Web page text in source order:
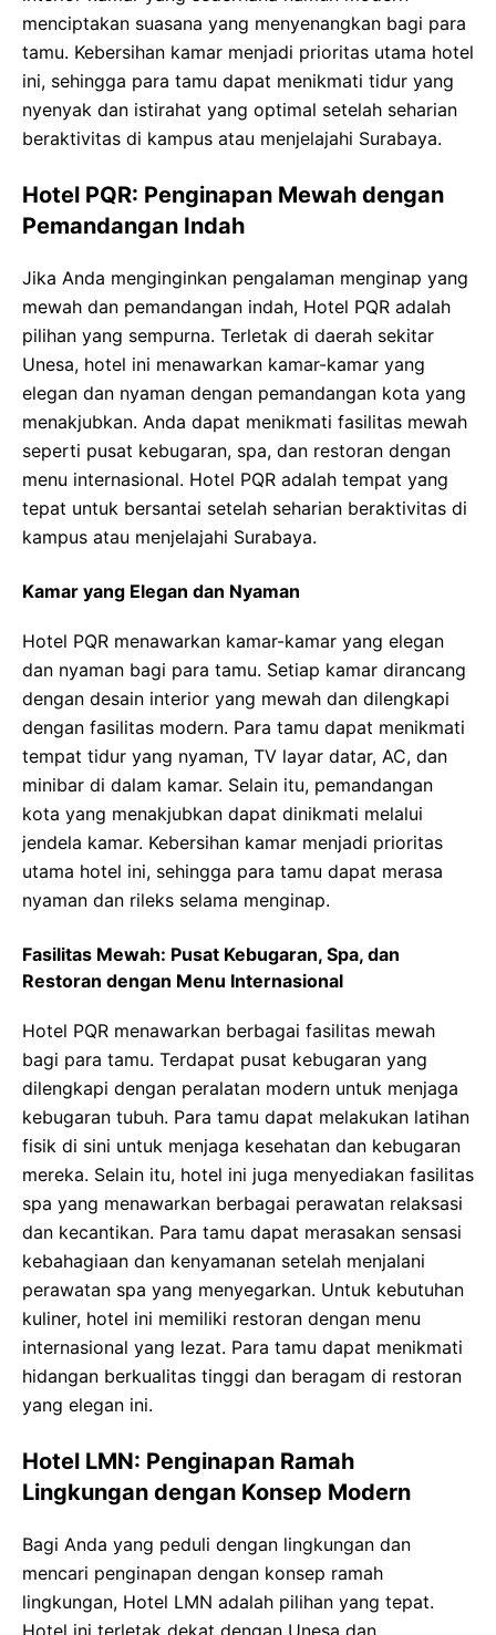
menciptakan suasana yang menyenangkan bagi para
tamu. Kebersihan kamar menjadi prioritas utama hotel
ini, sehingga para tamu dapat menikmati tidur yang
nyenyak dan istirahat yang optimal setelah seharian
beraktivitas di kampus atau menjelajahi Surabaya.
Hotel PQR: Penginapan Mewah dengan
Pemandangan Indah
Jika Anda menginginkan pengalaman menginap yang
mewah dan pemandangan indah, Hotel PQR adalah
pilihan yang sempurna. Terletak di daerah sekitar
Unesa, hotel ini menawarkan kamar-kamar yang
elegan dan nyaman dengan pemandangan kota yang
menakjubkan. Anda dapat menikmati fasilitas mewah
seperti pusat kebugaran, spa, dan restoran dengan
menu internasional. Hotel PQR adalah tempat yang
tepat untuk bersantai setelah seharian beraktivitas di
kampus atau menjelajahi Surabaya.
Kamar yang Elegan dan Nyaman
Hotel PQR menawarkan kamar-kamar yang elegan
dan nyaman bagi para tamu. Setiap kamar dirancang
dengan desain interior yang mewah dan dilengkapi
dengan fasilitas modern. Para tamu dapat menikmati
tempat tidur yang nyaman, TV layar datar, AC, dan
minibar di dalam kamar. Selain itu, pemandangan
kota yang menakjubkan dapat dinikmati melalui
jendela kamar. Kebersihan kamar menjadi prioritas
utama hotel ini, sehingga para tamu dapat merasa
nyaman dan rileks selama menginap.
Fasilitas Mewah: Pusat Kebugaran, Spa, dan
Restoran dengan Menu Internasional
Hotel PQR menawarkan berbagai fasilitas mewah
bagi para tamu. Terdapat pusat kebugaran yang
dilengkapi dengan peralatan modern untuk menjaga
kebugaran tubuh. Para tamu dapat melakukan latihan
fisik di sini untuk menjaga kesehatan dan kebugaran
mereka. Selain itu, hotel ini juga menyediakan fasilitas
spa yang menawarkan berbagai perawatan relaksasi
dan kecantikan. Para tamu dapat merasakan sensasi
kebahagiaan dan kenyamanan setelah menjalani
perawatan spa yang menyegarkan. Untuk kebutuhan
kuliner, hotel ini memiliki restoran dengan menu
internasional yang lezat. Para tamu dapat menikmati
hidangan berkualitas tinggi dan beragam di restoran
yang elegan ini.
Hotel LMN: Penginapan Ramah
Lingkungan dengan Konsep Modern
Bagi Anda yang peduli dengan lingkungan dan
mencari penginapan dengan konsep ramah
lingkungan, Hotel LMN adalah pilihan yang tepat.
Hotel ini terletak dekat dengan Unesa dan